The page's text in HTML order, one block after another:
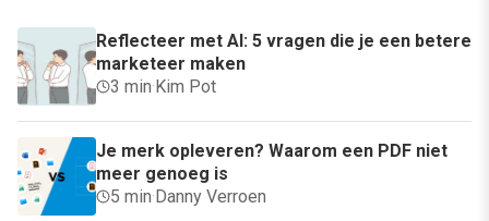
Reflecteer met AI: 5 vragen die je een betere
marketeer maken
3 min·Kim Pot
Je merk opleveren? Waarom een PDF niet
meer genoeg is
5 min·Danny Verroen